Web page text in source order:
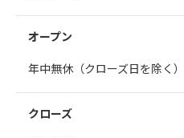
オープン
年中無休（クローズ日を除く）
クローズ